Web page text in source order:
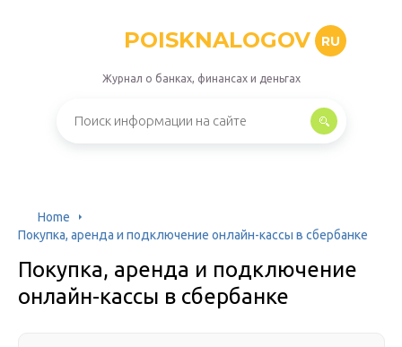
POISKNALOGOV RU
Журнал о банках, финансах и деньгах
Home
Покупка, аренда и подключение онлайн-кассы в сбербанке
Покупка, аренда и подключение
онлайн-кассы в сбербанке